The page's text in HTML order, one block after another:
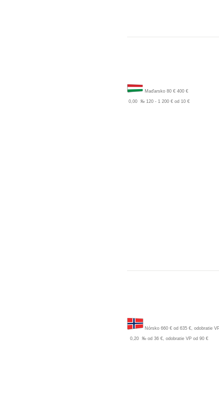
Maďarsko 80 € 400 €
0,00 ‰ 120 - 1 200 € od 10 €
Nórsko 660 € od 635 €, odobratie
0,20 ‰ od 36 €, odobratie VP od 90 €